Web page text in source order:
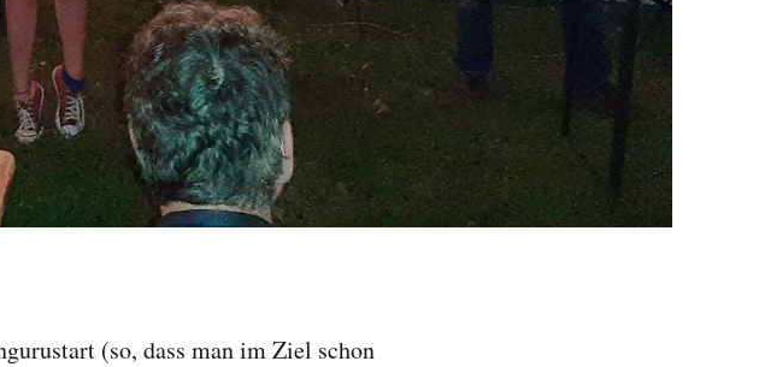
(so, dass man im Ziel schon